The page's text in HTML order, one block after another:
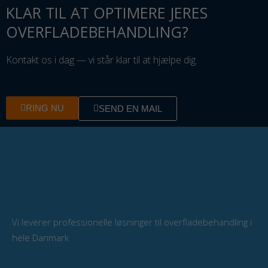
KLAR TIL AT OPTIMERE JERES
OVERFLADEBEHANDLING?
Kontakt os i dag — vi står klar til at hjælpe dig.
RING NU SEND EN MAIL
Vi leverer professionelle løsninger til overfladebehandling i
hele Danmark